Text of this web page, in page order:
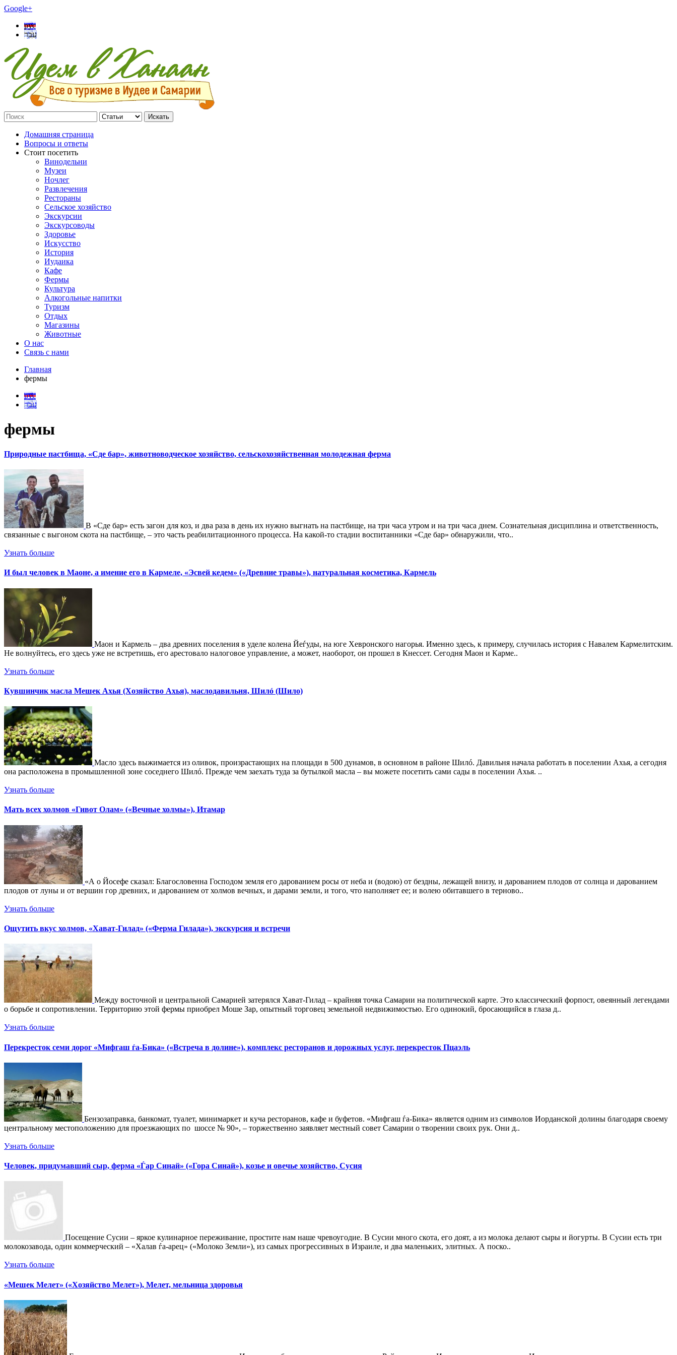
Google+
рус
עבר
Искать
Домашняя страница
Вопросы и ответы
Стоит посетить
Винодельни
Музеи
Ночлег
Развлечения
Рестораны
Сельское хозяйство
Экскурсии
Экскурсоводы
Здоровье
Искусство
История
Иудаика
Кафе
Фермы
Культура
Алкогольные напитки
Туризм
Отдых
Магазины
Животные
О нас
Связь с нами
Главная
фермы
рус
עבר
фермы
Природные пастбища, «Сде бар», животноводческое хозяйство, сельскохозяйственная молодежная ферма
В «Сде бар» есть загон для коз, и два раза в день их нужно выгнать на пастбище, на три часа утром и на три часа днем. Сознательная дисциплина и ответственность,
связанные с выгоном скота на пастбище, – это часть реабилитационного процесса. На какой-то стадии воспитанники «Сде бар» обнаружили, что..
Узнать больше
И был человек в Маоне, а имение его в Кармеле, «Эсвей кедем» («Древние травы»), натуральная косметика, Кармель
Маон и Кармель – два древних поселения в уделе колена Йеѓуды, на юге Хевронского нагорья. Именно здесь, к примеру, случилась история с Навалем Кармелитским.
Не волнуйтесь, его здесь уже не встретишь, его арестовало налоговое управление, а может, наоборот, он прошел в Кнессет. Сегодня Маон и Карме..
Узнать больше
Кувшинчик масла Мешек Ахья (Хозяйство Ахья), маслодавильня, Шилó (Шило)
Масло здесь выжимается из оливок, произрастающих на площади в 500 дунамов, в основном в районе Шилó. Давильня начала работать в поселении Ахья, а сегодня
она расположена в промышленной зоне соседнего Шилó. Прежде чем заехать туда за бутылкой масла – вы можете посетить сами сады в поселении Ахья. ..
Узнать больше
Мать всех холмов «Гивот Олам» («Вечные холмы»), Итамар
«А о Йосефе сказал: Благословенна Господом земля его дарованием росы от неба и (водою) от бездны, лежащей внизу, и дарованием плодов от солнца и дарованием
плодов от луны и от вершин гор древних, и дарованием от холмов вечных, и дарами земли, и того, что наполняет ее; и волею обитавшего в терново..
Узнать больше
Ощутить вкус холмов, «Хават-Гилад» («Ферма Гилада»), экскурсия и встречи
Между восточной и центральной Самарией затерялся Хават-Гилад – крайняя точка Самарии на политической карте. Это классический форпост, овеянный легендами
о борьбе и сопротивлении. Территорию этой фермы приобрел Моше Зар, опытный торговец земельной недвижимостью. Его одинокий, бросающийся в глаза д..
Узнать больше
Перекресток семи дорог «Мифгаш ѓа-Бика» («Встреча в долине»), комплекс ресторанов и дорожных услуг, перекресток Пцаэль
Бензозаправка, банкомат, туалет, минимаркет и куча ресторанов, кафе и буфетов. «Мифгаш ѓа-Бика» является одним из символов Иорданской долины благодаря своему
центральному местоположению для проезжающих по шоссе № 90», – торжественно заявляет местный совет Самарии о творении своих рук. Они д..
Узнать больше
Человек, придумавший сыр, ферма «Ѓар Синай» («Гора Синай»), козье и овечье хозяйство, Сусия
Посещение Сусии – яркое кулинарное переживание, простите нам наше чревоугодие. В Сусии много скота, его доят, а из молока делают сыры и йогурты. В Сусии есть три
молокозавода, один коммерческий – «Халав ѓа-арец» («Молоко Земли»), из самых прогрессивных в Израиле, и два маленьких, элитных. А поско..
Узнать больше
«Мешек Мелет» («Хозяйство Мелет»), Мелет, мельница здоровья